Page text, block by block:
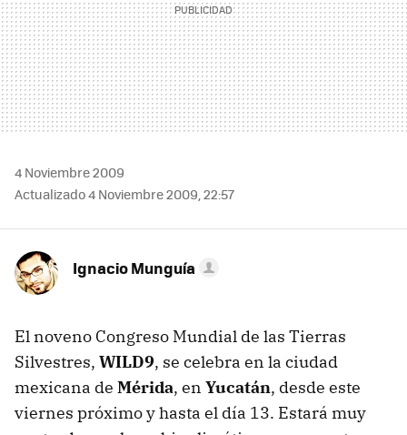
4 Noviembre 2009
Actualizado 4 Noviembre 2009, 22:57
Ignacio Munguía
El noveno Congreso Mundial de las Tierras
Silvestres, WILD9, se celebra en la ciudad
mexicana de Mérida, en Yucatán, desde este
viernes próximo y hasta el día 13. Estará muy